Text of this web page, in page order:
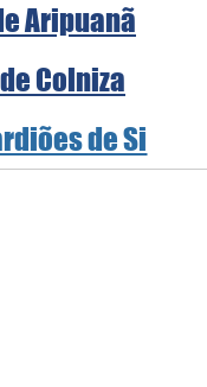
Aripuanã
Colniza
de Si